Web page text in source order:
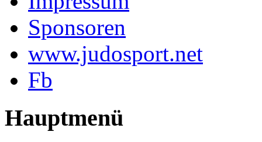
Sponsoren
www.judosport.net
Fb
Hauptmenü